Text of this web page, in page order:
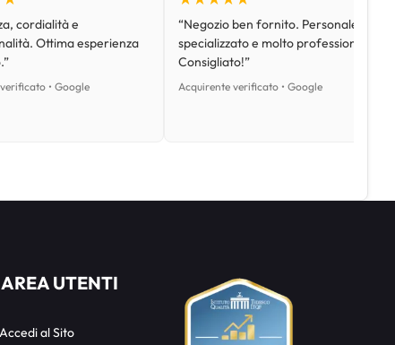
cordialità e
Ottima esperienza
• Google
“Negozio ben fornito. Personale
specializzato e molto professionale.
Consigliato!”
Acquirente verificato • Google
AREA UTENTI
Accedi al Sito